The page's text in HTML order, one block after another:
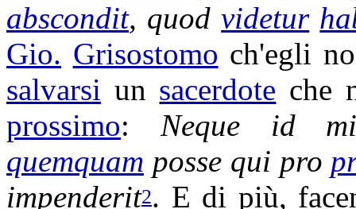
abscondit, quodvidetur
Gio. Grisostomo ch'egli
salvarsi un sacerdote che
prossimo: Neque id
quemquam posse qui pro
impenderit2. E di più,